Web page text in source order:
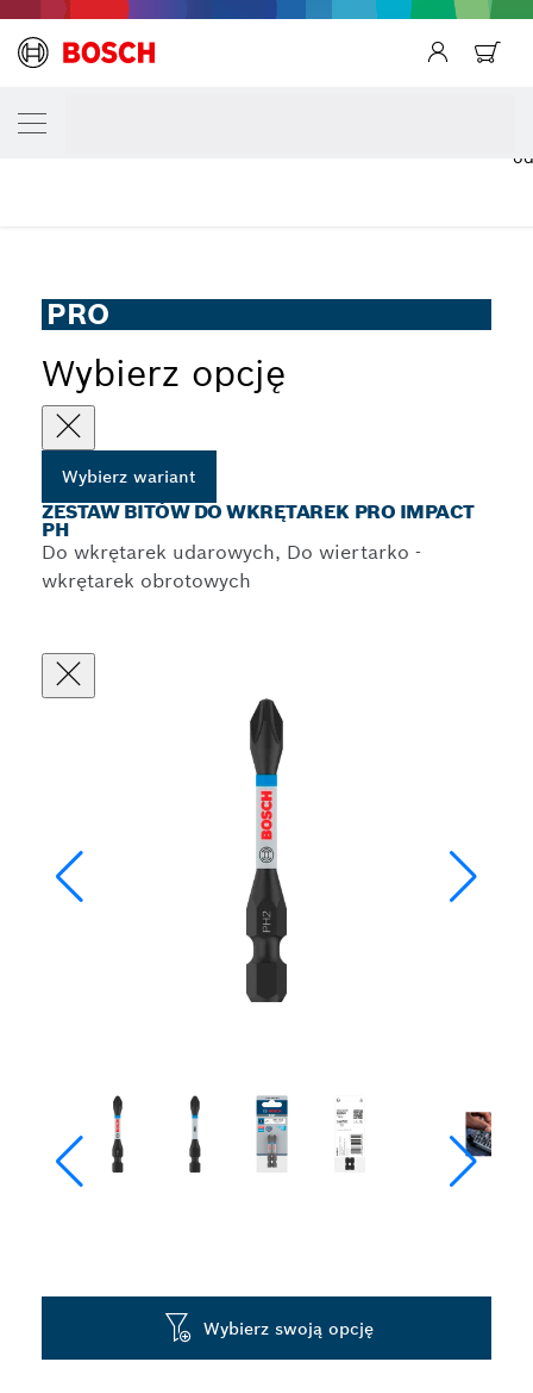
PRO
Wybierz opcję
Wybierz wariant
ZESTAW BITÓW DO WKRĘTAREK PRO IMPACT
PH
Do wkrętarek udarowych, Do wiertarko -
wkrętarek obrotowych
Wybierz swoją opcję
TWÓJ WARIANT WYBORU